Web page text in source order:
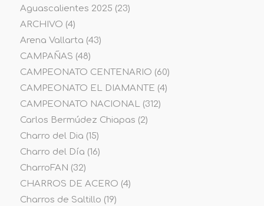
Aguascalientes 2025 (23)
ARCHIVO (4)
Arena Vallarta (43)
CAMPAÑAS (48)
CAMPEONATO CENTENARIO (60)
CAMPEONATO EL DIAMANTE (4)
CAMPEONATO NACIONAL(312)
Carlos Bermúdez Chiapas (2)
Charro del Dia (15)
Charro del Día (16)
CharroFAN (32)
CHARROS DE ACERO (4)
Charros de Saltillo (19)